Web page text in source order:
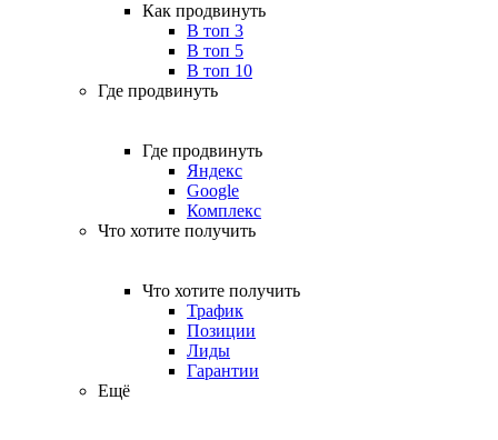
Как продвинуть
В топ 3
В топ 5
В топ 10
Где продвинуть
Где продвинуть
Яндекс
Google
Комплекс
Что хотите получить
Что хотите получить
Трафик
Позиции
Лиды
Гарантии
Ещё